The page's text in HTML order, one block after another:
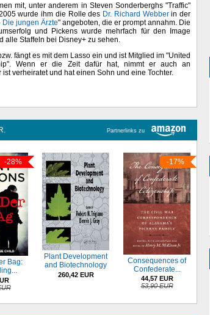
mit, unter anderem in Steven Sonderberghs "Traffic"
wurde ihm die Rolle des Dr. Richard Webberin der
Die jungen Ärzte" angeboten, die er prompt annahm. Die
und Pickens wurde mehrfach für den Image
alle Staffeln bei Disney+ zu sehen.
fängt es mit dem Lasso ein und ist Mitglied im "United
Wenn er die Zeit dafür hat, nimmt er auch an
verheiratet und hat einen Sohn und eine Tochter.
Partnerlinks zu
-28%
Bag:
Plant Development
and Biotechnology
260,42 EUR
-17%
Consequences of
Confederate...
44,57 EUR
53,90 EUR